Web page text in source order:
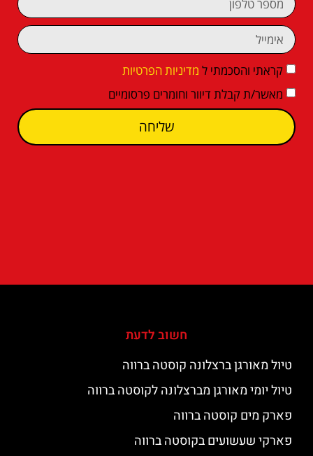
קראתי והסכמתי ל מדיניות הפרטיות
מאשר/ת קבלת דיוור וחומרים פרסומיים
שליחה
חשוב לדעת
טיול מאורגן ברצלונה קוסטה ברווה
טיול יומי מאורגן מברצלונה לקוסטה ברווה
פארק מים קוסטה ברווה
פארקי שעשועים בקוסטה ברווה